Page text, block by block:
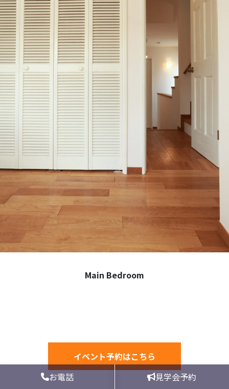
Main Bedroom
イベント予約はこちら
お電話
見学会予約